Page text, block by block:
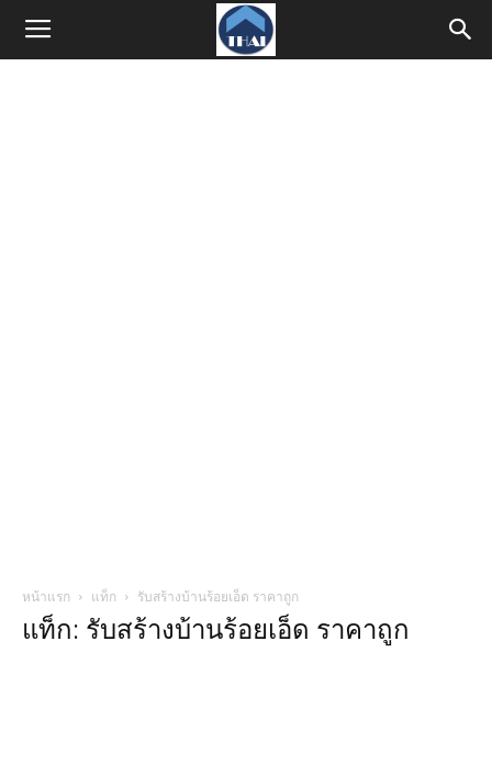
หน้าแรก แท็ก รับสร้างบ้านร้อยเอ็ด ราคาถูก
แท็ก: รับสร้างบ้านร้อยเอ็ด ราคาถูก